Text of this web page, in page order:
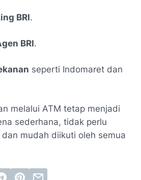
BRI.
BRI.
seperti Indomaret dan
melalui ATM tetap menjadi
sederhana, tidak perlu
mudah diikuti oleh semua